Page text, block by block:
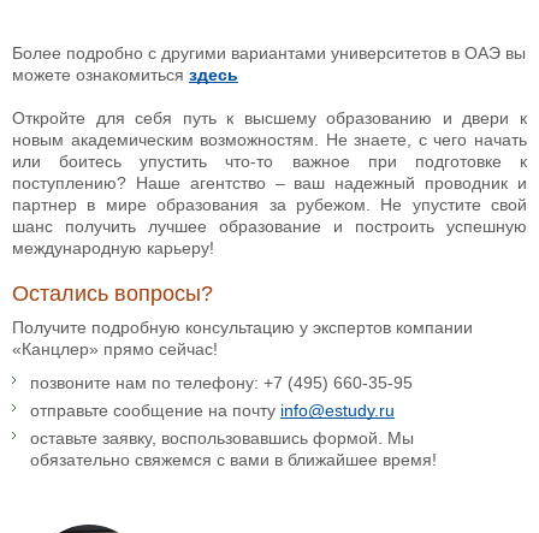
Более подробно с другими вариантами университетов в ОАЭ вы
можете ознакомиться здесь
Откройте для себя путь к высшему образованию и двери к
новым академическим возможностям. Не знаете, с чего начать
или боитесь упустить что-то важное при подготовке к
поступлению? Наше агентство – ваш надежный проводник и
партнер в мире образования за рубежом. Не упустите свой
шанс получить лучшее образование и построить успешную
международную карьеру!
Остались вопросы?
Получите подробную консультацию у экспертов компании
«Канцлер» прямо сейчас!
позвоните нам по телефону: +7 (495) 660-35-95
отправьте сообщение на почту info@estudy.ru
оставьте заявку, воспользовавшись формой. Мы
обязательно свяжемся с вами в ближайшее время!